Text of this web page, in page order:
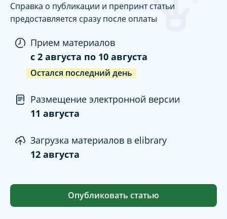
Справка о публикации и препринт статьи
предоставляется сразу после оплаты
Прием материалов
c 2 августа по 10 августа
Остался последний день
Размещение электронной версии
11 августа
Загрузка материалов в elibrary
12 августа
Опубликовать статью